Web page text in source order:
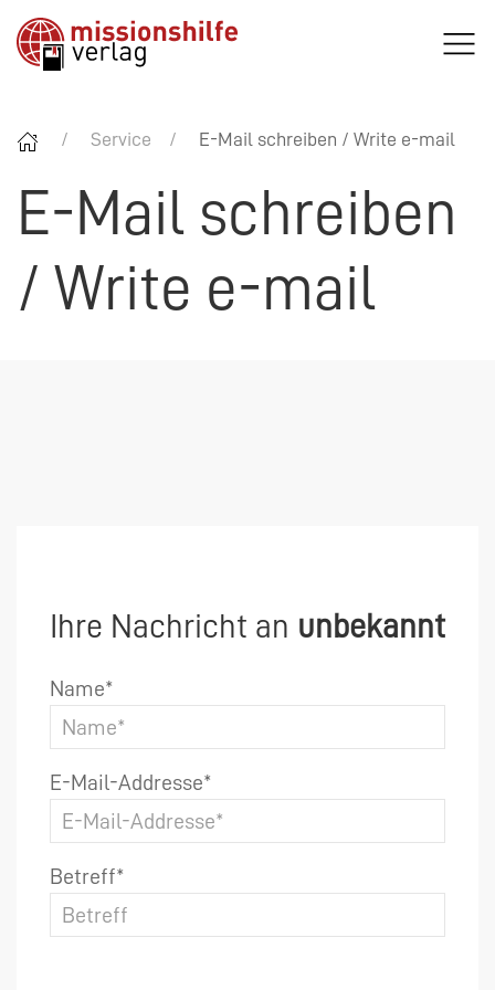
Service E-Mail schreiben / Write e-mail
E-Mail schreiben
/ Write e-mail
Ihre Nachricht an unbekannt
Name*
E-Mail-Addresse*
Betreff*